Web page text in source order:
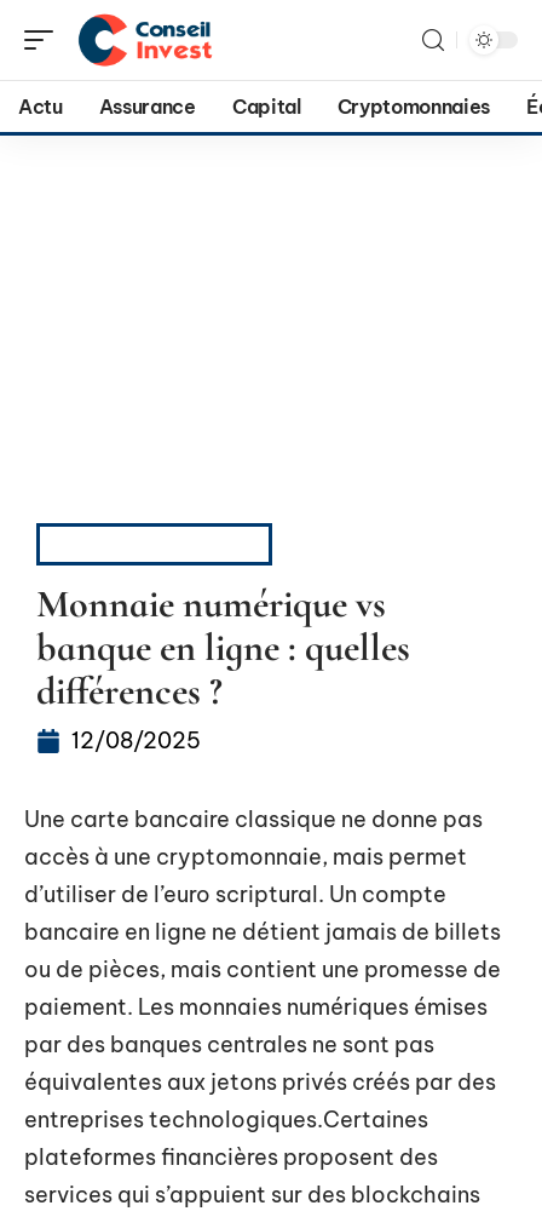
Actu Assurance Capital Cryptomonnaies
Monnaie numérique vs
banque en ligne : quelles
différences ?
12/08/2025
Une carte bancaire classique ne donne pas
accès à une cryptomonnaie, mais permet
d’utiliser de l’euro scriptural. Un compte
bancaire en ligne ne détient jamais de billets
ou de pièces, mais contient une promesse de
paiement. Les monnaies numériques émises
par des banques centrales ne sont pas
équivalentes aux jetons privés créés par des
entreprises technologiques.Certaines
plateformes financières proposent des
services qui s’appuient sur des blockchains